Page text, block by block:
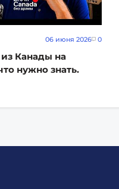
06 июня 2026 0
Канады на
нужно знать.